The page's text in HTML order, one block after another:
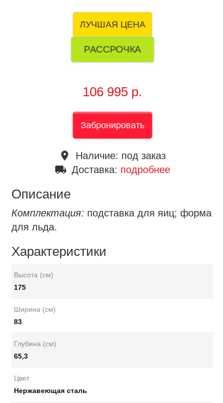
ЛУЧШАЯ ЦЕНА
РАССРОЧКА
106 995 р.
Забронировать
place Наличие: под заказ
local_shipping Доставка: подробнее
Описание
Комплектация: подставка для яиц; форма
для льда.
Характеристики
Высота (см)
175
Ширина (см)
83
Глубина (см)
65,3
Цвет
Нержавеющая сталь